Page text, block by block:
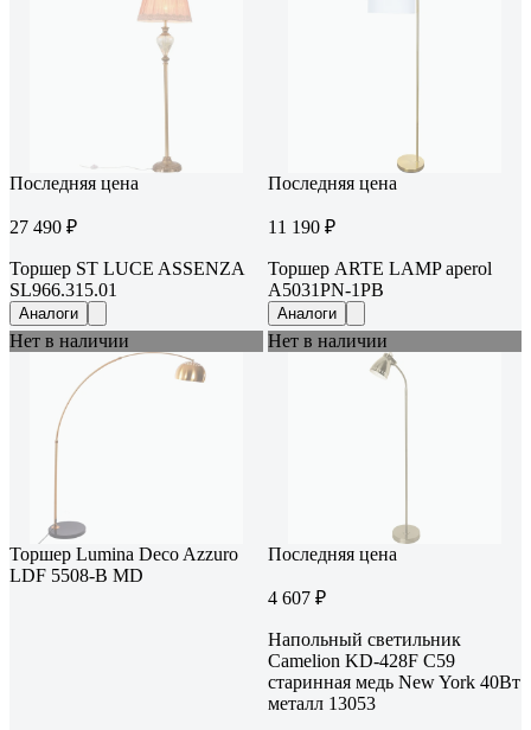
Последняя цена
27 490 ₽
Торшер ST LUCE ASSENZA
SL966.315.01
Аналоги
Последняя цена
11 190 ₽
Торшер ARTE LAMP aperol
A5031PN-1PB
Аналоги
Нет в наличии
Торшер Lumina Deco Azzuro
LDF 5508-B MD
Нет в наличии
Последняя цена
4 607 ₽
Напольный светильник
Camelion KD-428F С59
старинная медь New York 40Вт
металл 13053